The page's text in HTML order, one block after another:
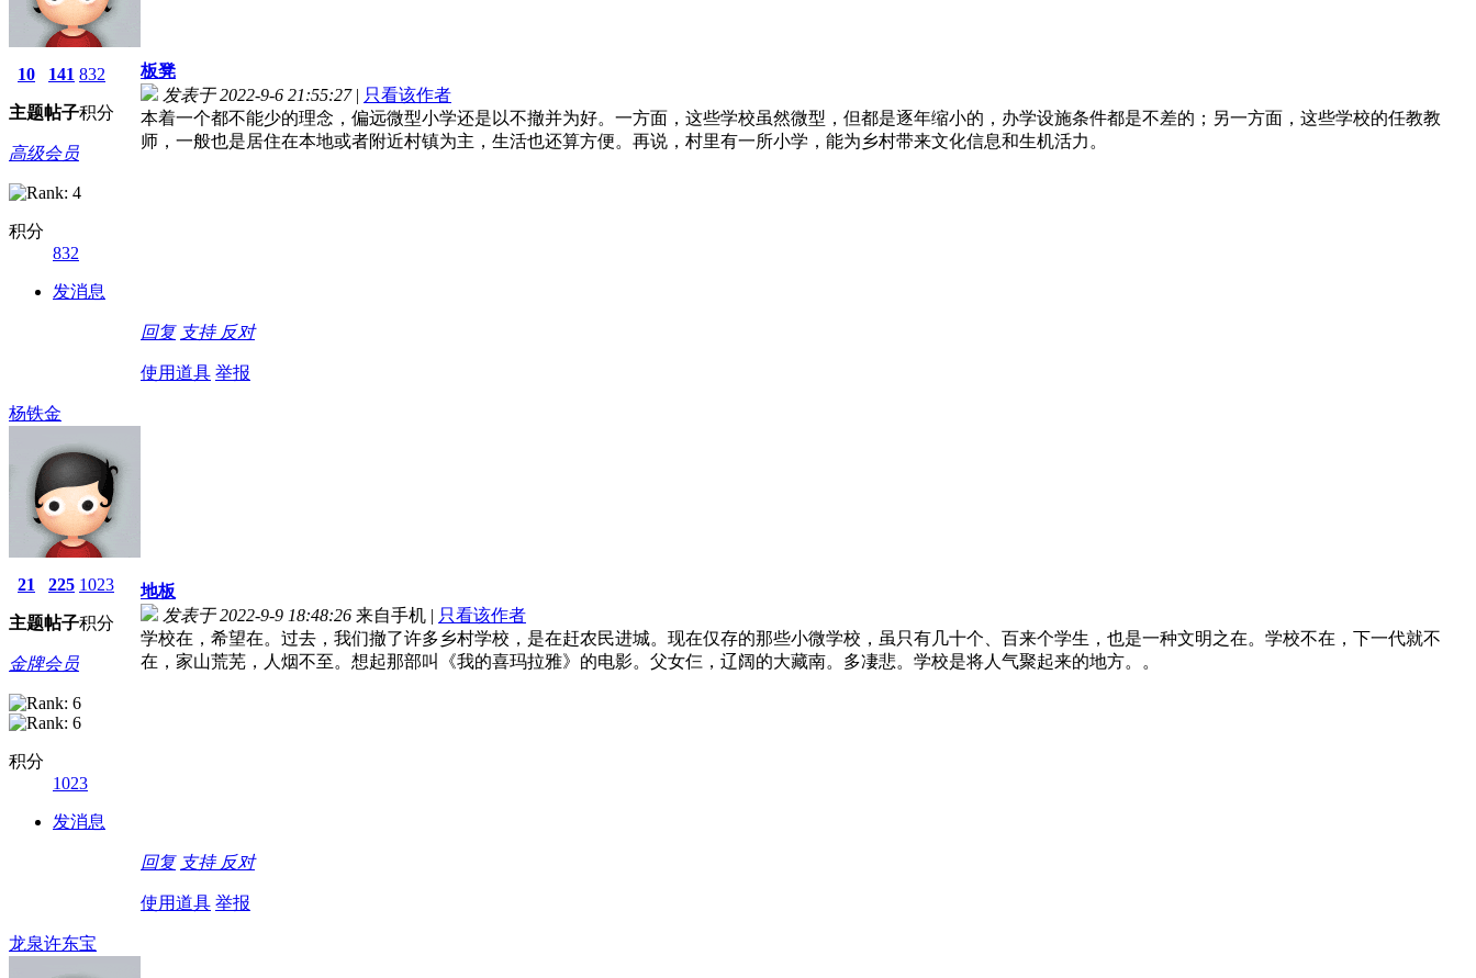
10
主题
141
帖子
832
积分
高级会员
积分
832
发消息
板凳
发表于 2022-9-6 21:55:27 | 只看该作者
本着一个都不能少的理念，偏远微型小学还是以不撤并为好。一方面，这些学校虽然微型，但都是逐年缩小的，办学设施条件都是不差的；另一方面，这些学校的任教教
师，一般也是居住在本地或者附近村镇为主，生活也还算方便。再说，村里有一所小学，能为乡村带来文化信息和生机活力。
回复 支持 反对
使用道具 举报
杨铁金
21
主题
225
帖子
1023
积分
金牌会员
积分
1023
发消息
地板
发表于 2022-9-9 18:48:26 来自手机 | 只看该作者
学校在，希望在。过去，我们撤了许多乡村学校，是在赶农民进城。现在仅存的那些小微学校，虽只有几十个、百来个学生，也是一种文明之在。学校不在，下一代就不
在，家山荒芜，人烟不至。想起那部叫《我的喜玛拉雅》的电影。父女仨，辽阔的大藏南。多凄悲。学校是将人气聚起来的地方。。
回复 支持 反对
使用道具 举报
龙泉许东宝